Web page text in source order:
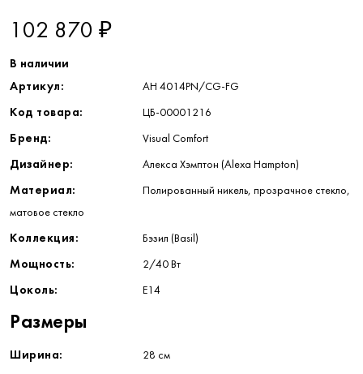
102 870 ₽
В наличии
Артикул:
AH 4014PN/CG-FG
Код товара: ЦБ-00001216
Бренд: Visual Comfort
Дизайнер: Алекса Хэмптон (Alexa Hampton)
Материал: Полированный никель, прозрачное стекло,
матовое стекло
Коллекция: Бэзил (Basil)
Мощность: 2/40 Вт
Цоколь: E14
Размеры
Ширина: 28 см